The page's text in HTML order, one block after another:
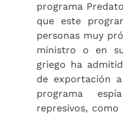
programa
que este
personas muy
ministro o en
griego ha
de exportación
programa
represivos,